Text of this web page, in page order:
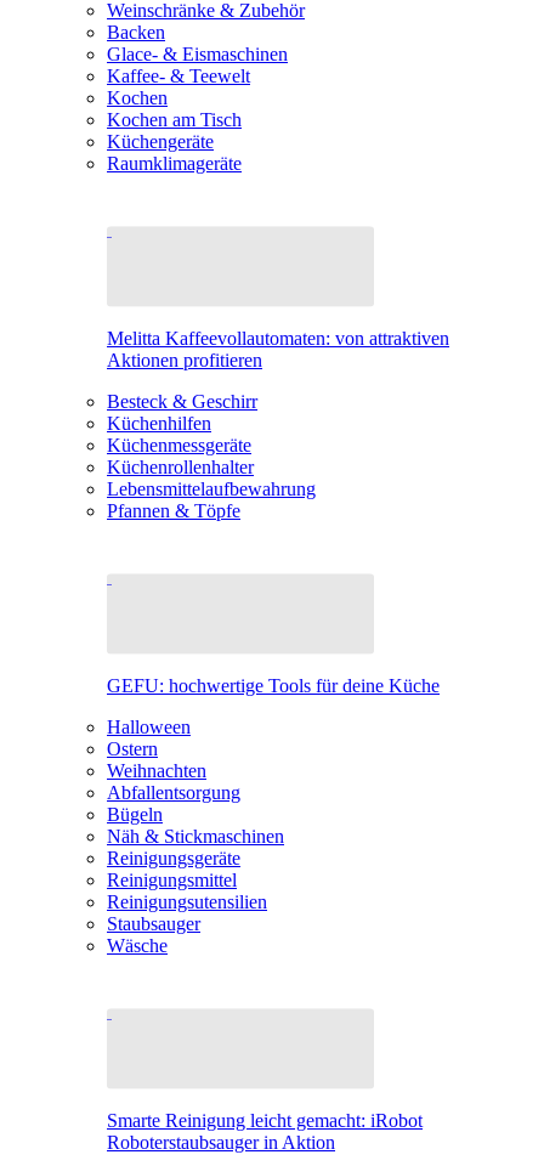
Weinschränke & Zubehör
Backen
Glace- & Eismaschinen
Kaffee- & Teewelt
Kochen
Kochen am Tisch
Küchengeräte
Raumklimageräte
Melitta Kaffeevollautomaten: von attraktiven
Aktionen profitieren
Besteck & Geschirr
Küchenhilfen
Küchenmessgeräte
Küchenrollenhalter
Lebensmittelaufbewahrung
Pfannen & Töpfe
GEFU: hochwertige Tools für deine Küche
Halloween
Ostern
Weihnachten
Abfallentsorgung
Bügeln
Näh & Stickmaschinen
Reinigungsgeräte
Reinigungsmittel
Reinigungsutensilien
Staubsauger
Wäsche
Smarte Reinigung leicht gemacht: iRobot
Roboterstaubsauger in Aktion